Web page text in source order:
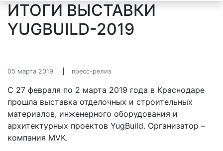
ИТОГИ ВЫСТАВКИ
YUGBUILD-2019
05 марта 2019 пресс-релиз
С 27 февраля по 2 марта 2019 года в Краснодаре
прошла выставка отделочных и строительных
материалов, инженерного оборудования и
архитектурных проектов YugBuild. Организатор –
компания MVK.